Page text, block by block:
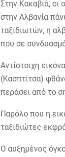
Στην Κακαβιά, οι
στην Αλβανία
ταξιδιωτών, η
που σε
Αντίστοιχη
(Κασπτίτσα)
περάσει από το
Παρόλο που η
ταξιδιώτες
Ο αυξημένος